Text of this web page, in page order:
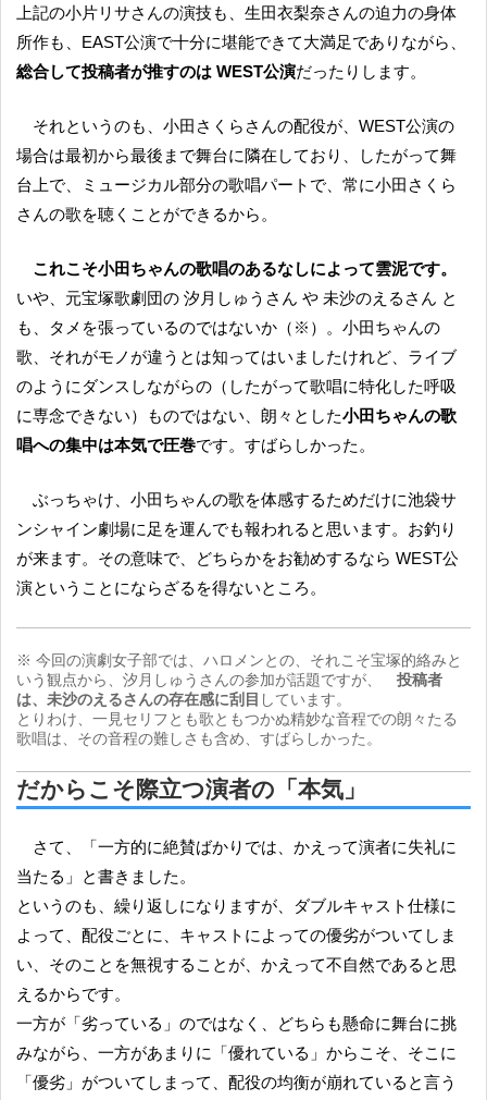
上記の小片リサさんの演技も、生田衣梨奈さんの迫力の身体
所作も、EAST公演で十分に堪能できて大満足でありながら、
総合して投稿者が推すのは WEST公演だったりします。
それというのも、小田さくらさんの配役が、WEST公演の
場合は最初から最後まで舞台に隣在しており、したがって舞
台上で、ミュージカル部分の歌唱パートで、常に小田さくら
さんの歌を聴くことができるから。
これこそ小田ちゃんの歌唱のあるなしによって雲泥です。
いや、元宝塚歌劇団の 汐月しゅうさん や 未沙のえるさん と
も、タメを張っているのではないか（※）。小田ちゃんの
歌、それがモノが違うとは知ってはいましたけれど、ライブ
のようにダンスしながらの（したがって歌唱に特化した呼吸
に専念できない）ものではない、朗々とした小田ちゃんの歌
唱への集中は本気で圧巻です。すばらしかった。
ぶっちゃけ、小田ちゃんの歌を体感するためだけに池袋サ
ンシャイン劇場に足を運んでも報われると思います。お釣り
が来ます。その意味で、どちらかをお勧めするなら WEST公
演ということにならざるを得ないところ。
※ 今回の演劇女子部では、ハロメンとの、それこそ宝塚的絡みと
いう観点から、汐月しゅうさんの参加が話題ですが、
投稿者
は、未沙のえるさんの存在感に刮目 しています。
とりわけ、一見セリフとも歌ともつかぬ精妙な音程での朗々たる
歌唱は、その音程の難しさも含め、すばらしかった。
だからこそ際立つ演者の「本気」
さて、「一方的に絶賛ばかりでは、かえって演者に失礼に
当たる」と書きました。
というのも、繰り返しになりますが、ダブルキャスト仕様に
よって、配役ごとに、キャストによっての優劣がついてしま
い、そのことを無視することが、かえって不自然であると思
えるからです。
一方が「劣っている」のではなく、どちらも懸命に舞台に挑
みながら、一方があまりに「優れている」からこそ、そこに
「優劣」がついてしまって、配役の均衡が崩れていると言う